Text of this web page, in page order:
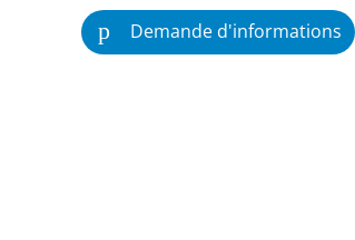
Demande d'informations